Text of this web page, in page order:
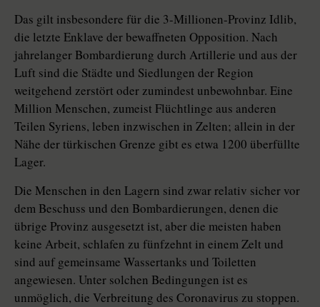
Das gilt insbesondere für die 3-Millionen-Provinz Idlib,
die letzte Enklave der bewaffneten Opposition. Nach
jahrelanger Bombardierung durch Artillerie und aus der
Luft sind die Städte und Siedlungen der Region
weitgehend zerstört oder zumindest unbewohnbar. Eine
Million Menschen, zumeist Flüchtlinge aus anderen
Teilen Syriens, leben inzwischen in Zelten; allein in der
Nähe der türkischen Grenze gibt es etwa 1200 überfüllte
Lager.
Die Menschen in den Lagern sind zwar relativ sicher vor
dem Beschuss und den Bombardierungen, denen die
übrige Provinz ausgesetzt ist, aber die meisten haben
keine Arbeit, schlafen zu fünfzehnt in einem Zelt und
sind auf gemeinsame Wassertanks und Toiletten
angewiesen. Unter solchen Bedingungen ist es
unmöglich, die Verbreitung des Coronavirus zu stoppen.